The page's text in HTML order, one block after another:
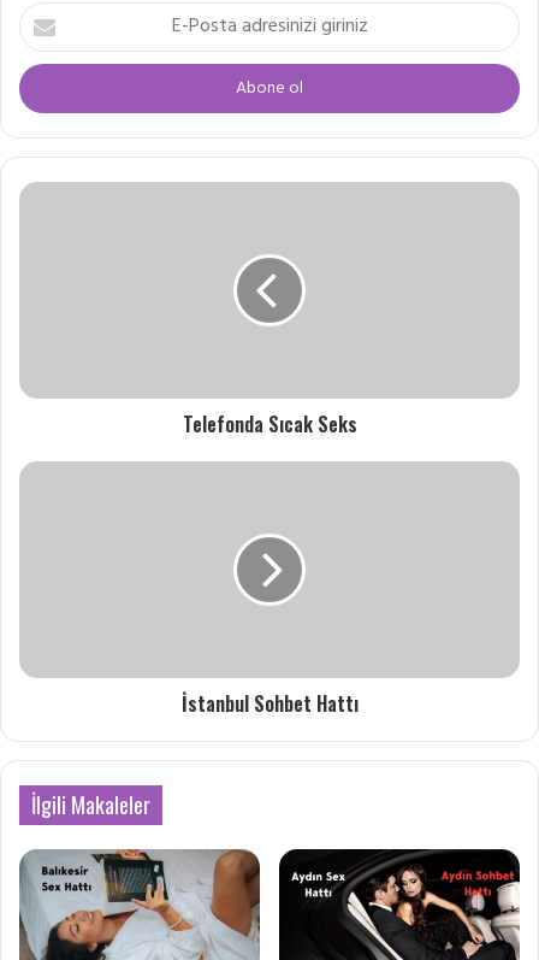
E-
Posta
adresinizi
giriniz
Telefonda Sıcak Seks
İstanbul Sohbet Hattı
İlgili Makaleler